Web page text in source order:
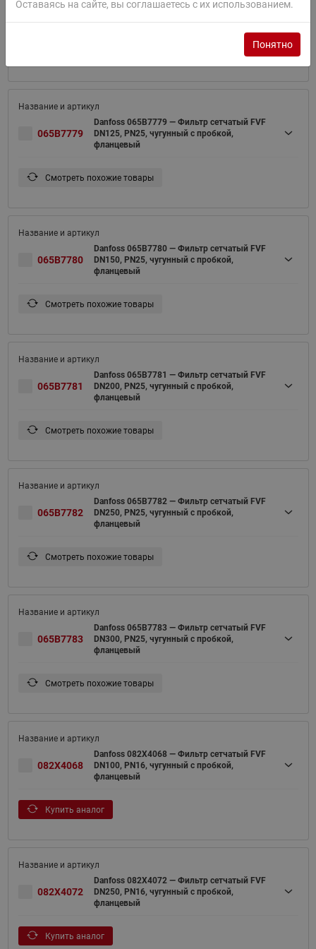
065B7778
DN100, PN25, чугунный с пробкой,
065B7779
Danfoss 065B7779 — Фильтр сетчатый FVF
DN125, PN25, чугунный с пробкой,
фланцевый
Смотреть похожие товары
065B7780
Danfoss 065B7780 — Фильтр сетчатый FVF
DN150, PN25, чугунный с пробкой,
фланцевый
Смотреть похожие товары
065B7781
Danfoss 065B7781 — Фильтр сетчатый FVF
DN200, PN25, чугунный с пробкой,
фланцевый
Смотреть похожие товары
065B7782
Danfoss 065B7782 — Фильтр сетчатый FVF
DN250, PN25, чугунный с пробкой,
фланцевый
Смотреть похожие товары
065B7783
Danfoss 065B7783 — Фильтр сетчатый FVF
DN300, PN25, чугунный с пробкой,
фланцевый
Смотреть похожие товары
082X4068
Danfoss 082X4068 — Фильтр сетчатый FVF
DN100, PN16, чугунный с пробкой,
фланцевый
Купить аналог
082X4072
Danfoss 082X4072 — Фильтр сетчатый FVF
DN250, PN16, чугунный с пробкой,
фланцевый
Купить аналог
Оставаясь на сайте, вы соглашаетесь с их использованием.
Понятно